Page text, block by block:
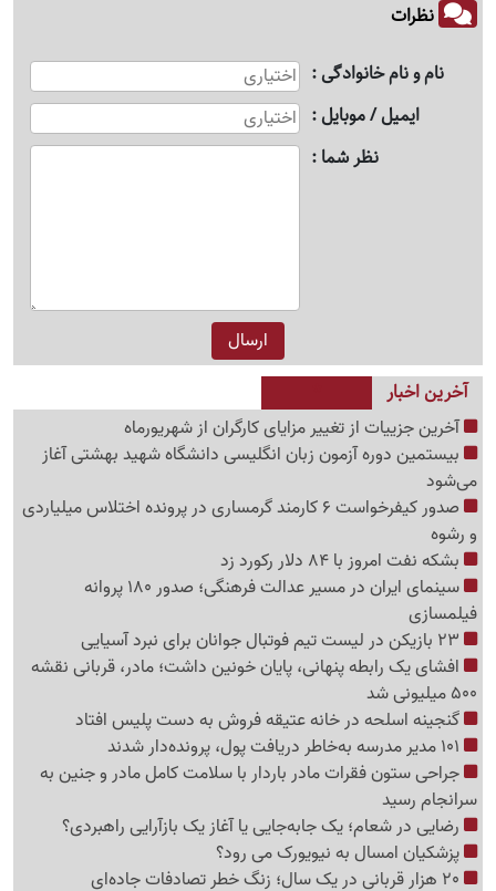
نظرات
نام و نام خانوادگی
ایمیل / موبایل
نظر شما
آخرین اخبار
آخرین جزییات از تغییر مزایای کارگران از شهریورماه
بیستمین دوره آزمون زبان انگلیسی دانشگاه شهید بهشتی آغاز
می‌شود
صدور کیفرخواست 6 کارمند گرمساری در پرونده اختلاس میلیاردی
و رشوه
بشکه نفت امروز با 84 دلار رکورد زد
سینمای ایران در مسیر عدالت فرهنگی؛ صدور 180 پروانه
فیلمسازی
افشای یک رابطه پنهانی، پایان خونین داشت؛ مادر، قربانی نقشه
500 میلیونی شد
گنجینه اسلحه در خانه عتیقه فروش به دست پلیس افتاد
جراحی ستون فقرات مادر باردار با سلامت کامل مادر و جنین به
سرانجام رسید
رضایی در شعام؛ یک جابه‌جایی یا آغاز یک بازآرایی راهبردی؟
پزشکیان امسال به نیویورک می رود؟